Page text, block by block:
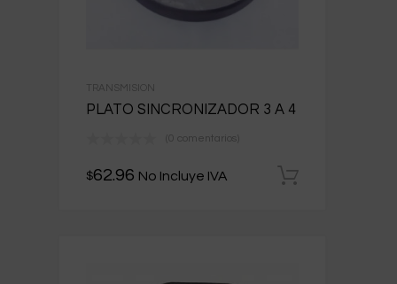
TRANSMISION
PLATO SINCRONIZADOR 3 A 4
(0 comentarios)
$62.96 No Incluye IVA